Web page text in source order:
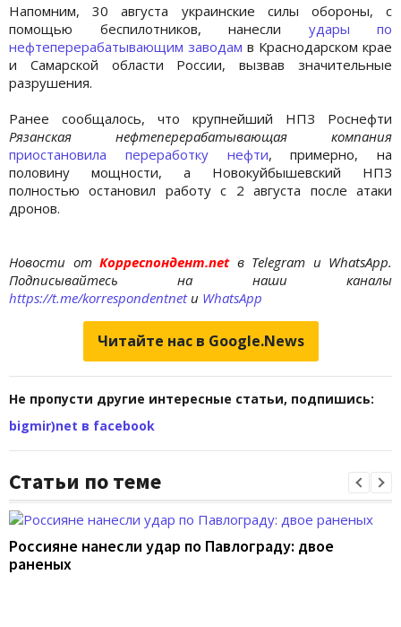
Напомним, 30 августа украинские силы обороны, с
помощью беспилотников, нанесли удары по
нефтеперерабатывающим заводам в Краснодарском крае
и Самарской области России, вызвав значительные
разрушения.
Ранее сообщалось, что крупнейший НПЗ Роснефти
Рязанская нефтеперерабатывающая компания
приостановила переработку нефти, примерно, на
половину мощности, а Новокуйбышевский НПЗ
полностью остановил работу с 2 августа после атаки
дронов.
Новости отКорреспондент.net в Telegram и WhatsApp.
Подписывайтесь на наши каналы
https://t.me/korrespondentnetи WhatsApp
Читайте нас в Google.News
Не пропусти другие интересные статьи, подпишись:
bigmir)net в facebook
Статьи по теме
Россияне нанесли удар по Павлограду: двое
раненых